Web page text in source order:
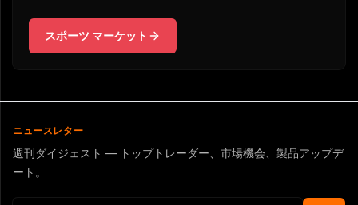
スポーツ マーケット
ニュースレター
週刊ダイジェスト — トップトレーダー、市場機会、製品アップデ
ート。